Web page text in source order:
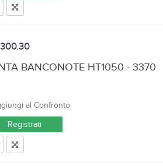
BANCONOTE HT1050 - 3370
al Confronto
Registrati